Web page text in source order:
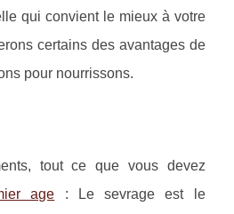
qui convient le mieux à votre
certains des avantages de
pour nourrissons.
tout ce que vous devez
age : Le sevrage est le